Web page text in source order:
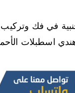
في فك
اسطبلات